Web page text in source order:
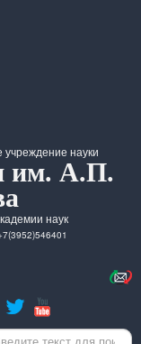
науки
им. А.П.
наук